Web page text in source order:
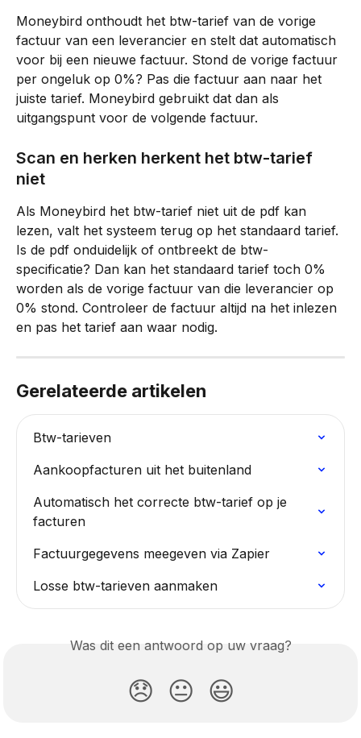
Moneybird onthoudt het btw-tarief van de vorige
factuur van een leverancier en stelt dat automatisch
voor bij een nieuwe factuur. Stond de vorige factuur
per ongeluk op 0%? Pas die factuur aan naar het
juiste tarief. Moneybird gebruikt dat dan als
uitgangspunt voor de volgende factuur.
Scan en herken herkent het btw-tarief
niet
Als Moneybird het btw-tarief niet uit de pdf kan
lezen, valt het systeem terug op het standaard tarief.
Is de pdf onduidelijk of ontbreekt de btw-
specificatie? Dan kan het standaard tarief toch 0%
worden als de vorige factuur van die leverancier op
0% stond. Controleer de factuur altijd na het inlezen
en pas het tarief aan waar nodig.
Gerelateerde artikelen
Btw-tarieven
Aankoopfacturen uit het buitenland
Automatisch het correcte btw-tarief op je
facturen
Factuurgegevens meegeven via Zapier
Losse btw-tarieven aanmaken
Was dit een antwoord op uw vraag?
😞 😐 😃